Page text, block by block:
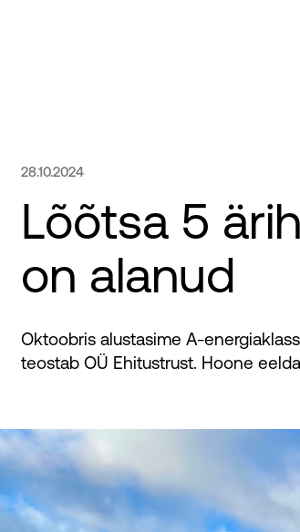
28.10.2024
Lõõtsa 5
on alanud
Oktoobris alustasime A-
teostab OÜ Ehitustrust. Hoone